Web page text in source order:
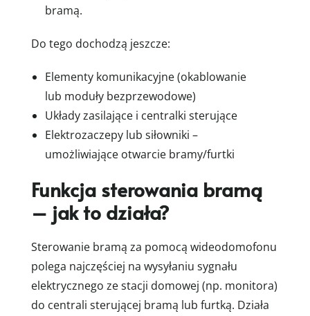
bramą.
Do tego dochodzą jeszcze:
Elementy komunikacyjne (okablowanie
lub moduły bezprzewodowe)
Układy zasilające i centralki sterujące
Elektrozaczepy lub siłowniki –
umożliwiające otwarcie bramy/furtki
Funkcja sterowania bramą
– jak to działa?
Sterowanie bramą za pomocą wideodomofonu
polega najczęściej na wysyłaniu sygnału
elektrycznego ze stacji domowej (np. monitora)
do centrali sterującej bramą lub furtką. Działa